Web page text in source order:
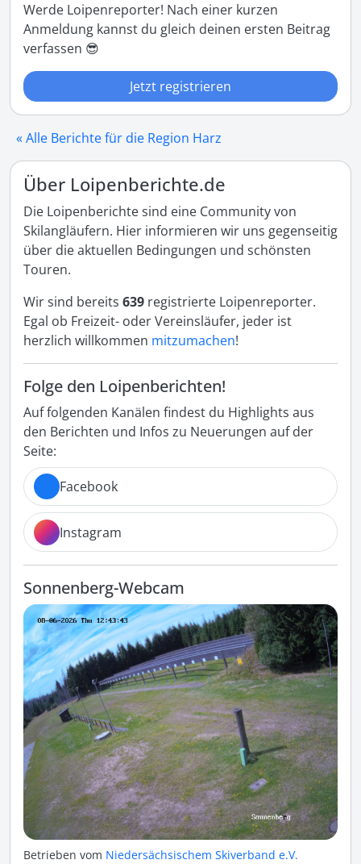
Werde Loipenreporter! Nach einer kurzen
Anmeldung kannst du gleich deinen ersten Beitrag
verfassen 😎
Jetzt registrieren
« Alle Berichte für die Region Harz
Über Loipenberichte.de
Die Loipenberichte sind eine Community von
Skilangläufern. Hier informieren wir uns gegenseitig
über die aktuellen Bedingungen und schönsten
Touren.
Wir sind bereits 639 registrierte Loipenreporter.
Egal ob Freizeit- oder Vereinsläufer, jeder ist
herzlich willkommen mitzumachen!
Folge den Loipenberichten!
Auf folgenden Kanälen findest du Highlights aus
den Berichten und Infos zu Neuerungen auf der
Seite:
Facebook
Instagram
Sonnenberg-Webcam
Betrieben vom Niedersächsischem Skiverband e.V.